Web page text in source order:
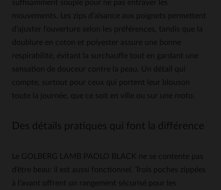
suffisamment souple pour ne pas entraver les
mouvements. Les zips d’aisance aux poignets permettent
d’ajuster l’ouverture selon les préférences, tandis que la
doublure en coton et polyester assure une bonne
respirabilité, évitant la surchauffe tout en gardant une
sensation de douceur contre la peau. Un détail qui
compte, surtout pour ceux qui portent leur blouson
toute la journée, que ce soit en ville ou sur une moto.
Des détails pratiques qui font la différence
Le GOLBERG LAMB PAOLO BLACK ne se contente pas
d’être beau: il est aussi fonctionnel. Trois poches zippées
à l’avant offrent un rangement sécurisé pour les